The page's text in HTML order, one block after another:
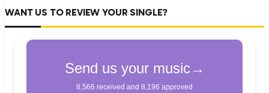
WANT US TO REVIEW YOUR SINGLE?